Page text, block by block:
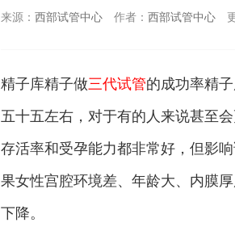
来源： 西部试管中心 作者： 西部试管中心
精子库精子做三代试管的成功率精
五十五左右，对于有的人来说甚至
存活率和受孕能力都非常好，但影
果女性宫腔环境差、年龄大、内膜
下降。